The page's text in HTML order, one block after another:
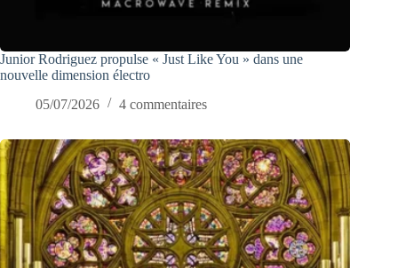
Junior Rodriguez propulse « Just Like You » dans une
nouvelle dimension électro
05/07/2026
4 commentaires